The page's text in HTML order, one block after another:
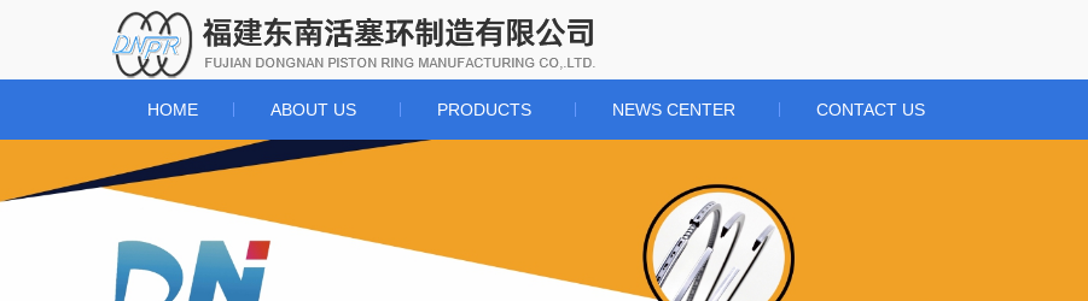
HOME ABOUT US PRODUCTS NEWS CENTER CONTACT US